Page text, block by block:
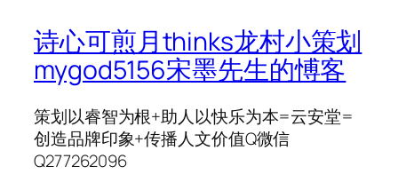
诗心可煎月thinks龙村小策划
mygod5156宋墨先生的愽客
策划以睿智为根+助人以快乐为本=云安堂=
创造品牌印象+传播人文价值Q微信
Q277262096